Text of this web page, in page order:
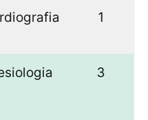
1
3